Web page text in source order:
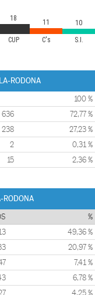
CUP C's S.I.
18 11 10
RODONA
100 %
636 72,77 %
238 27,23 %
2 0,31 %
15 2,36 %
RODONA
%
49,36 %
20,97 %
7,41 %
6,78 %
4,25 %